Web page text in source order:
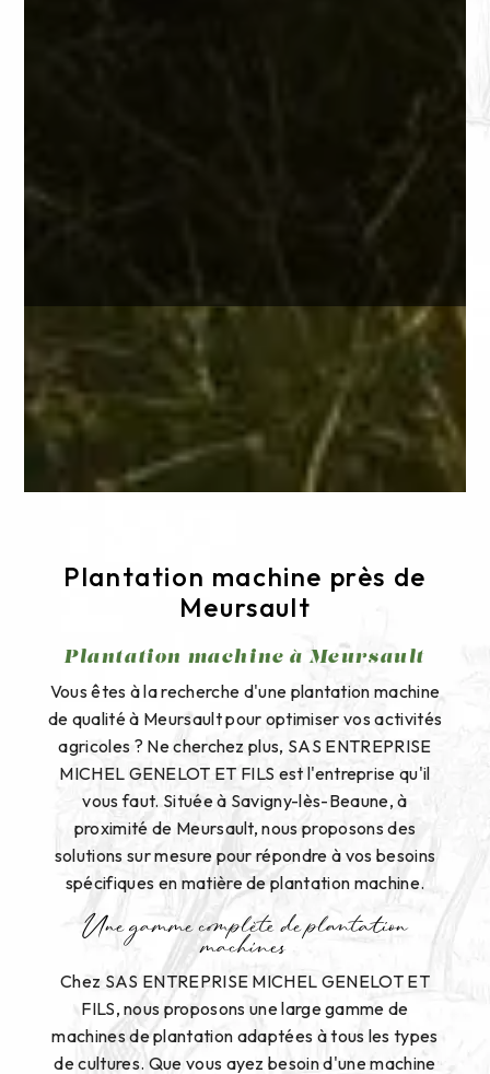
Plantation machine près de
Meursault
Plantation machine à Meursault
Vous êtes à la recherche d'une plantation machine
de qualité à Meursault pour optimiser vos activités
agricoles ? Ne cherchez plus, SAS ENTREPRISE
MICHEL GENELOT ET FILS est l'entreprise qu'il
vous faut. Située à Savigny-lès-Beaune, à
proximité de Meursault, nous proposons des
solutions sur mesure pour répondre à vos besoins
spécifiques en matière de plantation machine.
Une gamme complète de plantation
machines
Chez SAS ENTREPRISE MICHEL GENELOT ET
FILS, nous proposons une large gamme de
machines de plantation adaptées à tous les types
de cultures. Que vous ayez besoin d'une machine